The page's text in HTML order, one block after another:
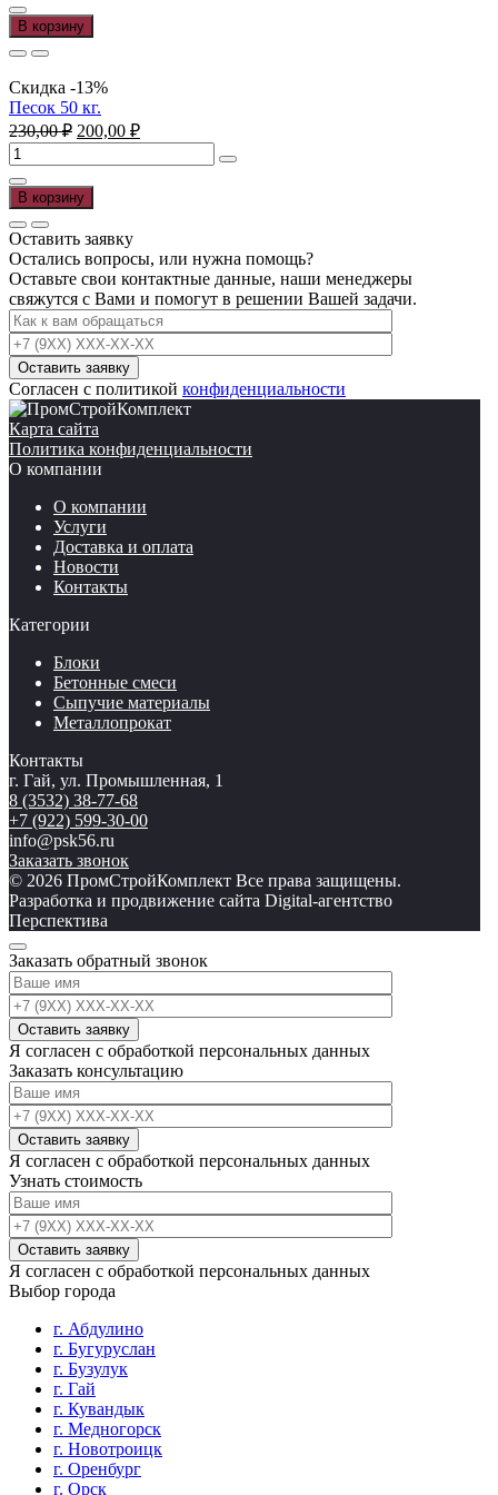
95,00 ₽.
Песок
15
кг.
В корзину
Скидка -13%
Песок 50 кг.
230,00₽ Первоначальная
цена
составляла
230,00 ₽.
200,00 ₽Текущая
цена:
200,00 ₽.
Количество
товара
Песок
50
кг.
В корзину
Оставить заявку
Остались вопросы, или нужна помощь?
Оставьте свои контактные данные, наши менеджеры
свяжутся с Вами и помогут в решении Вашей задачи.
Согласен с политикой конфиденциальности
Карта сайта
Политика конфиденциальности
О компании
О компании
Услуги
Доставка и оплата
Новости
Контакты
Категории
Блоки
Бетонные смеси
Сыпучие материалы
Металлопрокат
Контакты
г. Гай, ул. Промышленная, 1
8 (3532) 38-77-68
+7 (922) 599-30-00
info@psk56.ru
Заказать звонок
© 2026 ПромСтройКомплект Все права защищены.
Разработка и продвижение сайта Digital-агентство
Перспектива
Заказать обратный звонок
Я согласен с обработкой персональных данных
Заказать консультацию
Я согласен с обработкой персональных данных
Узнать стоимость
Я согласен с обработкой персональных данных
Выбор города
г. Абдулино
г. Бугуруслан
г. Бузулук
г. Гай
г. Кувандык
г. Медногорск
г. Новотроицк
г. Оренбург
г. Орск